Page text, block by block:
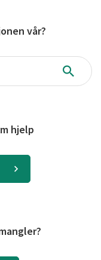
vår?
Søk
hjelp